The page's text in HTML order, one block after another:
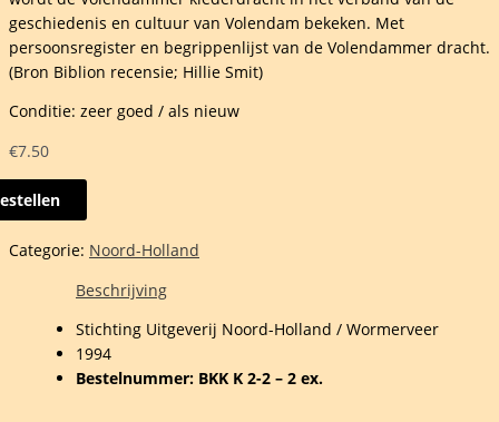
geschiedenis en cultuur van Volendam bekeken. Met
persoonsregister en begrippenlijst van de Volendammer dracht.
(Bron Biblion recensie; Hillie Smit)
Conditie: zeer goed / als nieuw
€7.50
Categorie: Noord-Holland
Beschrijving
Stichting Uitgeverij Noord-Holland / Wormerveer
1994
Bestelnummer: BKK K 2-2 – 2 ex.